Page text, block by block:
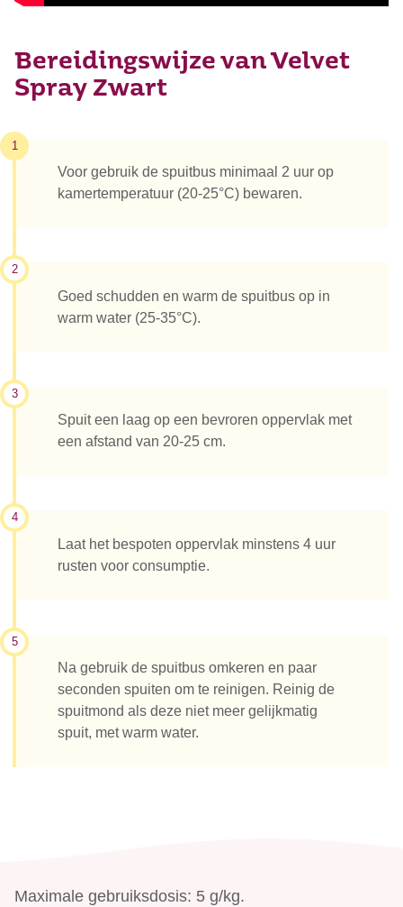
Bereidingswijze van Velvet
Spray Zwart
1
Voor gebruik de spuitbus minimaal 2 uur op
kamertemperatuur (20-25°C) bewaren.
2
Goed schudden en warm de spuitbus op in
warm water (25-35°C).
3
Spuit een laag op een bevroren oppervlak met
een afstand van 20-25 cm.
4
Laat het bespoten oppervlak minstens 4 uur
rusten voor consumptie.
5
Na gebruik de spuitbus omkeren en paar
seconden spuiten om te reinigen. Reinig de
spuitmond als deze niet meer gelijkmatig
spuit, met warm water.
Maximale gebruiksdosis: 5 g/kg.